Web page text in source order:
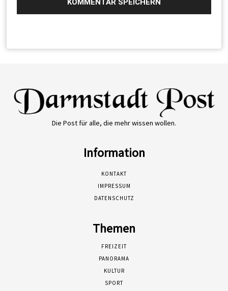
Die Post für alle, die mehr wissen wollen.
Information
KONTAKT
IMPRESSUM
DATENSCHUTZ
Themen
FREIZEIT
PANORAMA
KULTUR
SPORT